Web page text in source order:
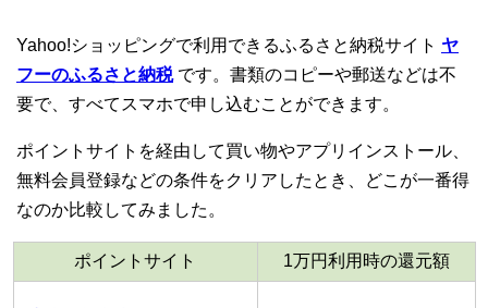
Yahoo!ショッピングで利用できるふるさと納税サイト ヤ
フーのふるさと納税です。書類のコピーや郵送などは不
要で、すべてスマホで申し込むことができます。
ポイントサイトを経由して買い物やアプリインストール、
無料会員登録などの条件をクリアしたとき、どこが一番得
なのか比較してみました。
ポイントサイト 1万円利用時の還元額